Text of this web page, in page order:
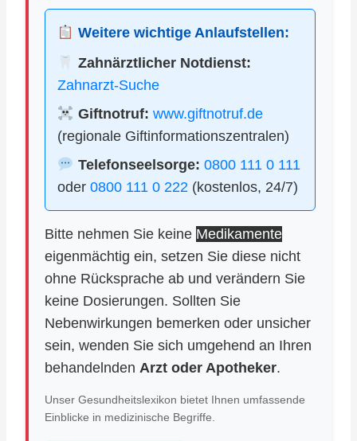
Weitere wichtige Anlaufstellen:
Zahnärztlicher Notdienst:
Zahnarzt-Suche
Giftnotruf: www.giftnotruf.de
(regionale Giftinformationszentralen)
Telefonseelsorge: 0800 111 0 111
oder 0800 111 0 222 (kostenlos, 24/7)
Bitte nehmen Sie keine Medikamente
eigenmächtig ein, setzen Sie diese nicht
ohne Rücksprache ab und verändern Sie
keine Dosierungen. Sollten Sie
Nebenwirkungen bemerken oder unsicher
sein, wenden Sie sich umgehend an Ihren
behandelnden Arzt oder Apotheker.
Unser Gesundheitslexikon bietet Ihnen umfassende
Einblicke in medizinische Begriffe.